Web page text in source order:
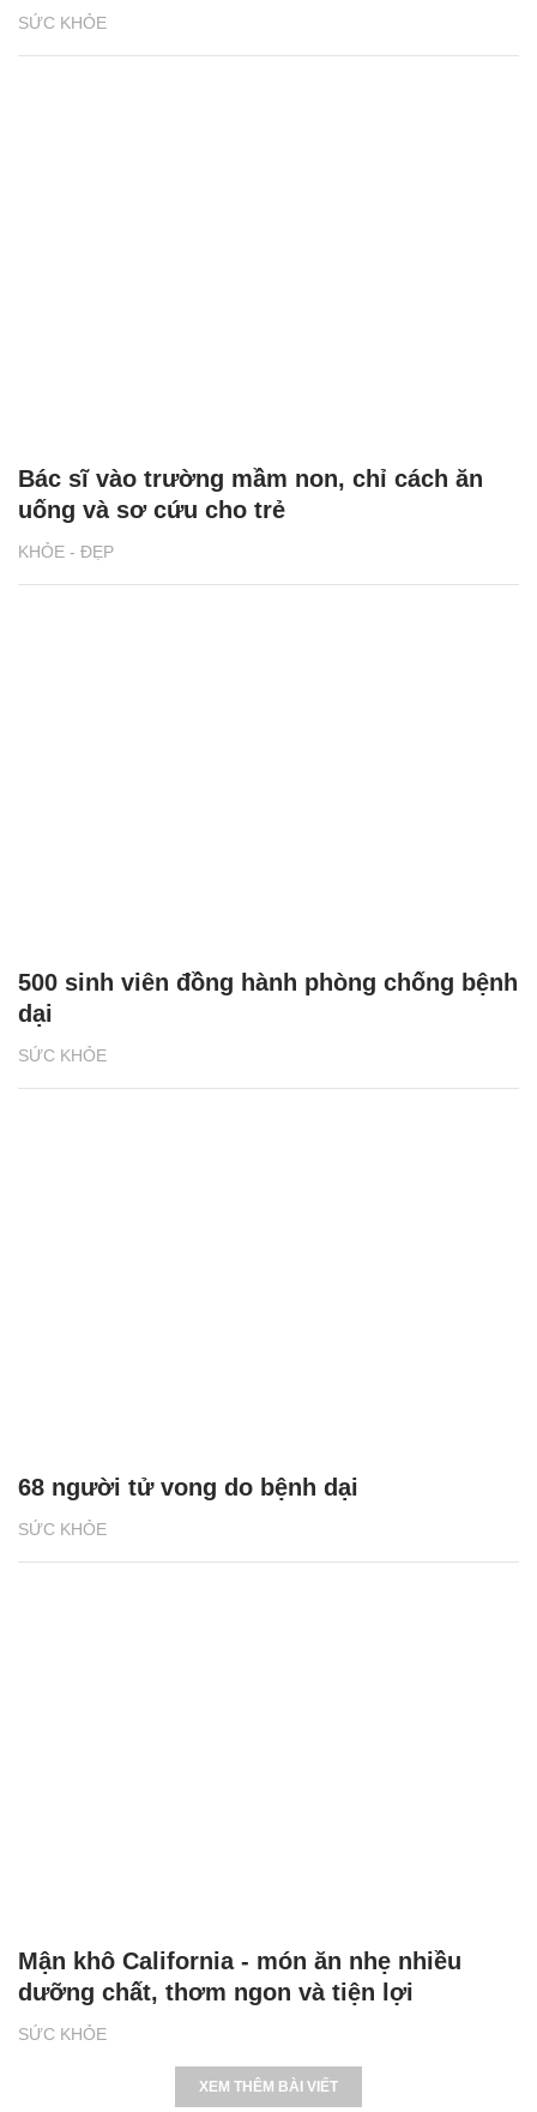
SỨC KHỎE
KHỎE - ĐẸP
Bác sĩ vào trường mầm non, chỉ cách ăn
uống và sơ cứu cho trẻ
SỨC KHỎE
500 sinh viên đồng hành phòng chống bệnh
dại
SỨC KHỎE
68 người tử vong do bệnh dại
SỨC KHỎE
Mận khô California - món ăn nhẹ nhiều
dưỡng chất, thơm ngon và tiện lợi
XEM THÊM BÀI VIẾT